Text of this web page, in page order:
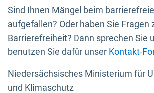
Sind Ihnen Mängel beim
aufgefallen? Oder haben Sie Fragen
Barrierefreiheit? Dann sprechen Sie
benutzen Sie dafür unser Kontakt-
Niedersächsisches Ministerium für
und Klimaschutz